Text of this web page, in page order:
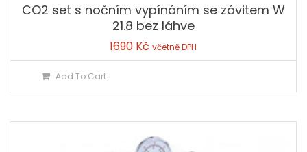
CO2 set s nočním vypínáním se závitem W
21.8 bez láhve
1690 Kč včetně DPH
Add To Cart